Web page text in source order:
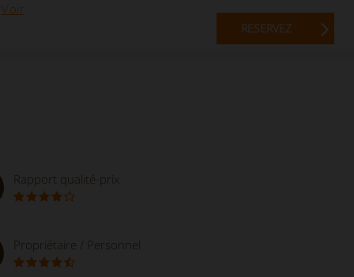
Voir
RESERVEZ
Rapport qualité-prix
Propriétaire / Personnel